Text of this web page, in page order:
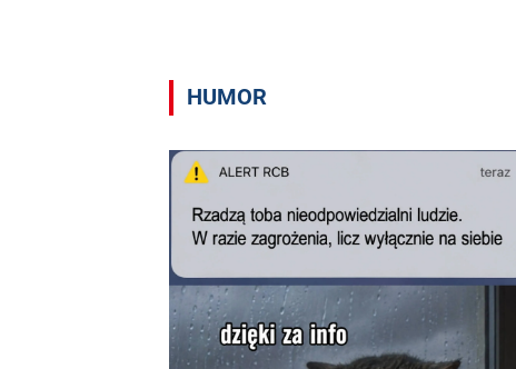
HUMOR